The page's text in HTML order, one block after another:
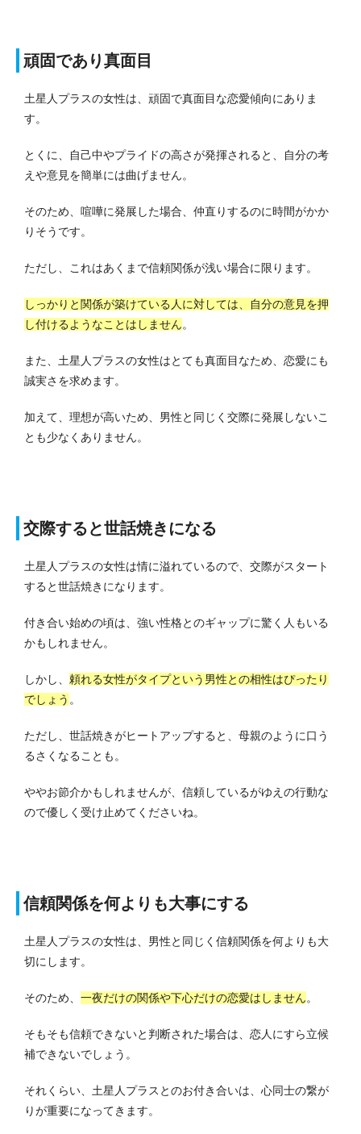
頑固であり真面目
土星人プラスの女性は、頑固で真面目な恋愛傾向にありま
す。
とくに、自己中やプライドの高さが発揮されると、自分の考
えや意見を簡単には曲げません。
そのため、喧嘩に発展した場合、仲直りするのに時間がかか
りそうです。
ただし、これはあくまで信頼関係が浅い場合に限ります。
しっかりと関係が築けている人に対しては、自分の意見を押
し付けるようなことはしません。
また、土星人プラスの女性はとても真面目なため、恋愛にも
誠実さを求めます。
加えて、理想が高いため、男性と同じく交際に発展しないこ
とも少なくありません。
交際すると世話焼きになる
土星人プラスの女性は情に溢れているので、交際がスタート
すると世話焼きになります。
付き合い始めの頃は、強い性格とのギャップに驚く人もいる
かもしれません。
しかし、 頼れる女性がタイプという男性との相性はぴったり
でしょう 。
ただし、世話焼きがヒートアップすると、母親のように口う
るさくなることも。
ややお節介かもしれませんが、信頼しているがゆえの行動な
ので優しく受け止めてくださいね。
信頼関係を何よりも大事にする
土星人プラスの女性は、男性と同じく信頼関係を何よりも大
切にします。
そのため、 一夜だけの関係や下心だけの恋愛はしません。
そもそも信頼できないと判断された場合は、恋人にすら立候
補できないでしょう。
それくらい、土星人プラスとのお付き合いは、心同士の繋が
りが重要になってきます。